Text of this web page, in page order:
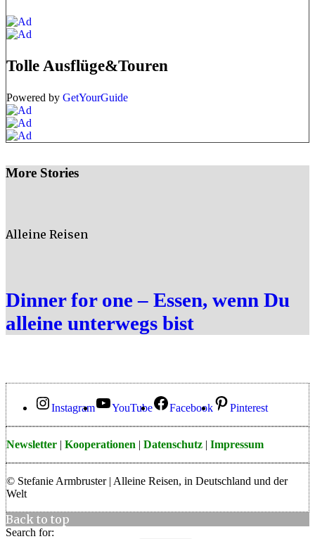
Tolle Ausflüge&Touren
Powered by GetYourGuide
More Stories
Alleine Reisen
Dinner for one – Essen, wenn Du
alleine unterwegs bist
Instagram YouTube Facebook Pinterest
Newsletter | Kooperationen | Datenschutz | Impressum
© Stefanie Armbruster | Alleine Reisen, in Deutschland und der
Welt
Back to top
Search for: